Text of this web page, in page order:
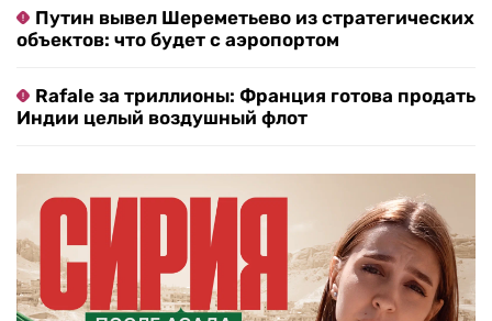
Путин вывел Шереметьево из стратегических
объектов: что будет с аэропортом
Rafale за триллионы: Франция готова продать
Индии целый воздушный флот